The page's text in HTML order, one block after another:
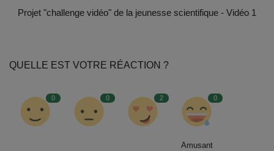
Projet "challenge vidéo" de la jeunesse scientifique - Vidéo 1
QUELLE EST VOTRE RÉACTION ?
0 0 2 0
Amusant